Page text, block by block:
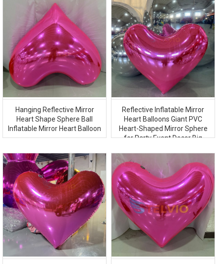
Hanging Reflective Mirror
Heart Shape Sphere Ball
Inflatable Mirror Heart Balloon
Reflective Inflatable Mirror
Heart Balloons Giant PVC
Heart-Shaped Mirror Sphere
for Party Event Decor Big